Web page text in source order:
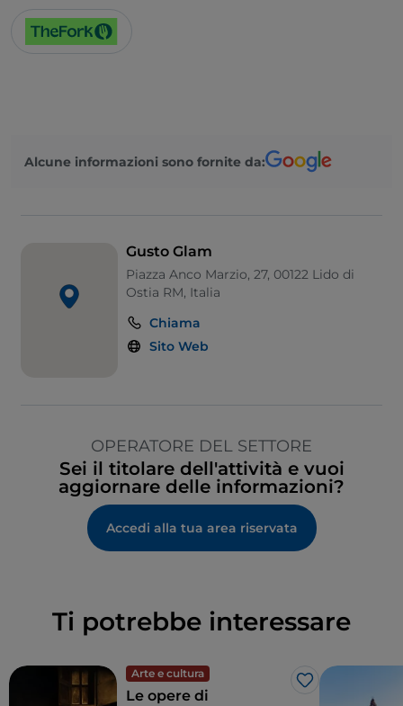
Karaoke
Alcune informazioni sono fornite da:
Gusto Glam
Piazza Anco Marzio, 27, 00122 Lido di
Ostia RM, Italia
Chiama
Sito Web
OPERATORE DEL SETTORE
Sei il titolare dell'attività e vuoi
aggiornare delle informazioni?
Accedi alla tua area riservata
Ti potrebbe interessare
Arte e cultura
Like
Le opere di